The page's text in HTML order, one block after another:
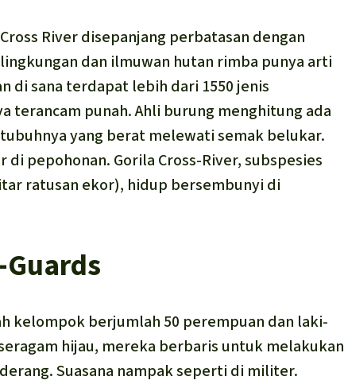
River disepanjang perbatasan dengan
dan ilmuwan hutan rimba punya arti
di sana terdapat lebih dari 1550 jenis
terancam punah. Ahli burung menghitung ada
yang berat melewati semak belukar.
pepohonan. Gorila Cross-River, subspesies
ratusan ekor), hidup bersembunyi di
Guards
kelompok berjumlah 50 perempuan dan laki-
hijau, mereka berbaris untuk melakukan
Suasana nampak seperti di militer.